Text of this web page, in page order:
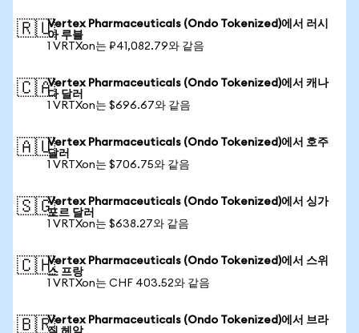
🇷🇺Vertex Pharmaceuticals (Ondo Tokenized)에서 러시
아 루블
1 VRTXon는 ₽41,082.79와 같음
🇨🇦Vertex Pharmaceuticals (Ondo Tokenized)에서 캐나
다 달러
1 VRTXon는 $696.67와 같음
🇦🇺Vertex Pharmaceuticals (Ondo Tokenized)에서 호주
달러
1 VRTXon는 $706.75와 같음
🇸🇬Vertex Pharmaceuticals (Ondo Tokenized)에서 싱가
포르 달러
1 VRTXon는 $638.27와 같음
🇨🇭Vertex Pharmaceuticals (Ondo Tokenized)에서 스위
스 프랑
1 VRTXon는 CHF 403.52와 같음
🇧🇷Vertex Pharmaceuticals (Ondo Tokenized)에서 브라